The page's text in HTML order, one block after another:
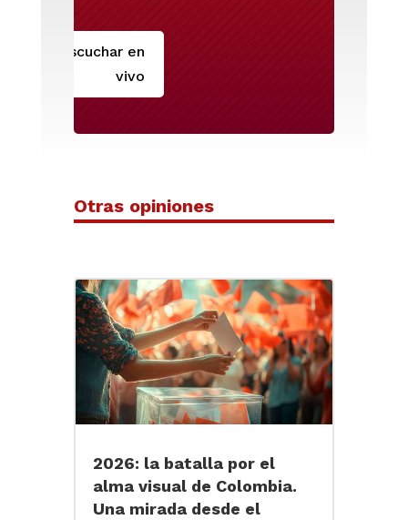
Escuchar en
vivo
Otras opiniones
2026: la batalla por el
alma visual de Colombia.
Una mirada desde el